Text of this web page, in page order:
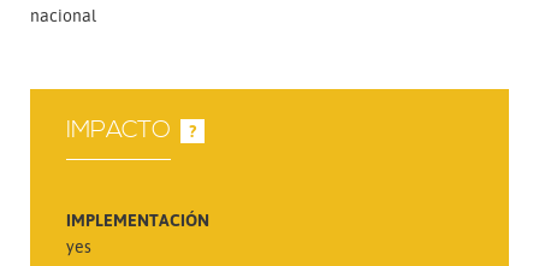
nacional
IMPACTO ?
IMPLEMENTACIÓN
yes